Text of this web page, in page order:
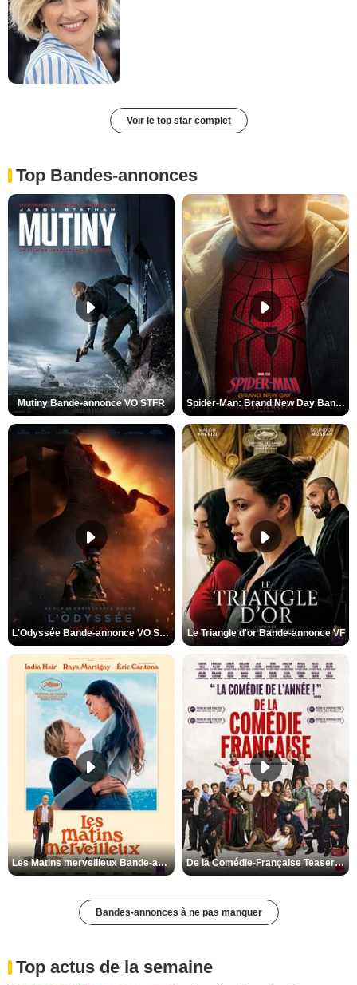
Voir le top star complet
Top Bandes-annonces
Mutiny Bande-annonce VO STFR Spider-Man: Brand New Day Bande-annonce VO STFR
L'Odyssée Bande-annonce VO STFR Le Triangle d'or Bande-annonce VF
Les Matins merveilleux Bande-annonce VF De la Comédie-Française Teaser VF
Bandes-annonces à ne pas manquer
Top actus de la semaine